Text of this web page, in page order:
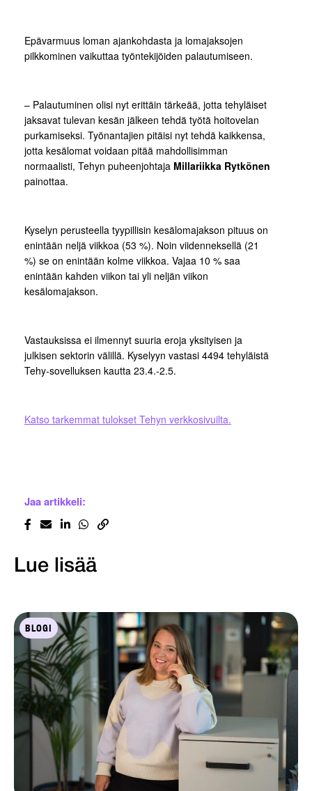
Epävarmuus loman ajankohdasta ja lomajaksojen
pilkkominen vaikuttaa työntekijöiden palautumiseen.
– Palautuminen olisi nyt erittäin tärkeää, jotta tehyläiset
jaksavat tulevan kesän jälkeen tehdä työtä hoitovelan
purkamiseksi. Työnantajien pitäisi nyt tehdä kaikkensa,
jotta kesälomat voidaan pitää mahdollisimman
normaalisti, Tehyn puheenjohtaja Millariikka Rytkönen
painottaa.
Kyselyn perusteella tyypillisin kesälomajakson pituus on
enintään neljä viikkoa (53 %). Noin viidenneksellä (21
%) se on enintään kolme viikkoa. Vajaa 10 % saa
enintään kahden viikon tai yli neljän viikon
kesälomajakson.
Vastauksissa ei ilmennyt suuria eroja yksityisen ja
julkisen sektorin välillä. Kyselyyn vastasi 4494 tehyläistä
Tehy-sovelluksen kautta 23.4.-2.5.
Katso tarkemmat tulokset Tehyn verkkosivuilta.
Jaa artikkeli:
Lue lisää
BLOGI